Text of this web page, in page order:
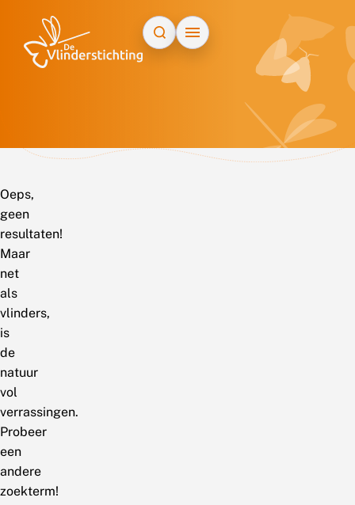
Oeps,
geen
resultaten!
Maar
net
als
vlinders,
is
de
natuur
vol
verrassingen.
Probeer
een
andere
zoekterm!